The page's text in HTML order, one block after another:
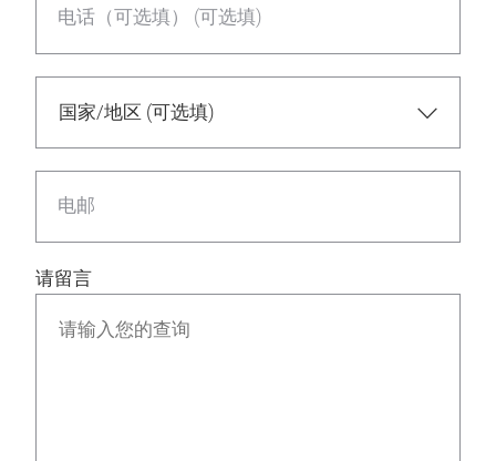
电话（可选填） (可选填)
电邮
请留言